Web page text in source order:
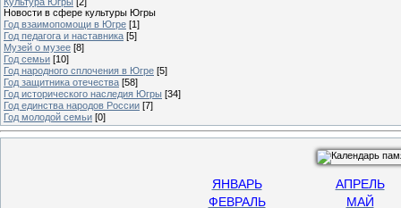
Новости в сфере культуры Югры
Год взаимопомощи в Югре [1]
Год педагога и наставника [5]
Музей о музее [8]
Год семьи [10]
Год народного сплочения в Югре [5]
Год защитника отечества [58]
Год исторического наследия Югры [34]
Год единства народов России [7]
Год молодой семьи [0]
ЯНВАРЬ
АПРЕЛЬ
ФЕВРАЛЬ
МАЙ